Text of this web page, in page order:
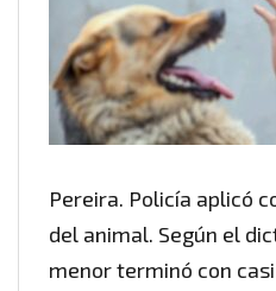
Pereira. Policía aplicó
del animal. Según el
menor terminó con